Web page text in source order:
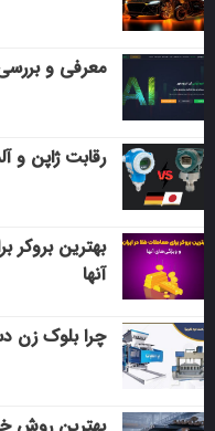
معرفی و بررسی
رقابت ژاپن و
بهترین بروکر
آنها
چرا بلوک زن